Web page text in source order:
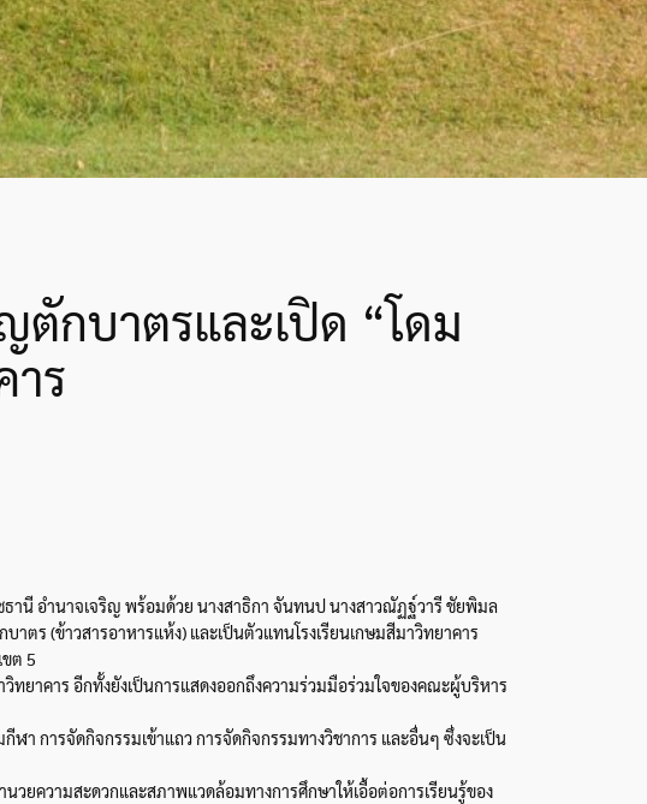
กบาตรและเปิด “โดม
าร
นี อำนาจเจริญ พร้อมด้วย นางสาธิกา จันทนป นางสาวณัฏฐ์วารี ชัยพิมล
ตร (ข้าวสารอาหารแห้ง) และเป็นตัวแทนโรงเรียนเกษมสีมาวิทยาคาร
ต 5
ยาคาร อีกทั้งยังเป็นการแสดงออกถึงความร่วมมือร่วมใจของคณะผู้บริหาร
ฬา การจัดกิจกรรมเข้าแถว การจัดกิจกรรมทางวิชาการ และอื่นๆ ซึ่งจะเป็น
วยความสะดวกและสภาพแวดล้อมทางการศึกษาให้เอื้อต่อการเรียนรู้ของ